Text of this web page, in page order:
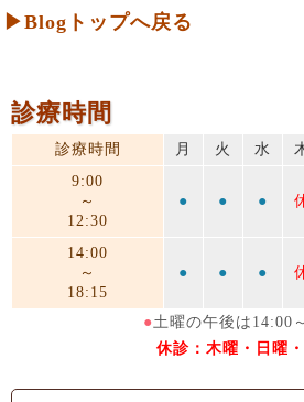
▶Blogトップへ戻る
診療時間
診療時間 月 火 水
9:00
～
12:30
● ● ●
14:00
～
18:15
● ● ●
●土曜の午後は14:00
休診：木曜・日曜